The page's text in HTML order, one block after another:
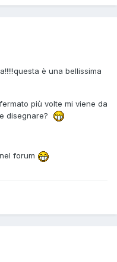
è una bellissima
più volte mi viene da
disegnare?
forum